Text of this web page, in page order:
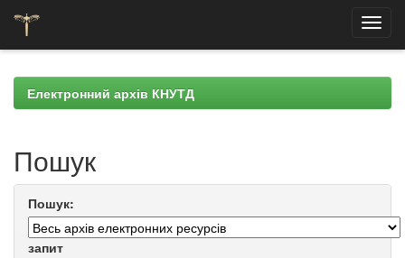
navigationЕлектронний архів КНУТД
Пошук
Пошук:
запит